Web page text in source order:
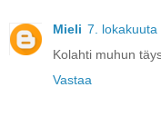
Mieli 7. lokakuuta
Kolahti muhun
Vastaa